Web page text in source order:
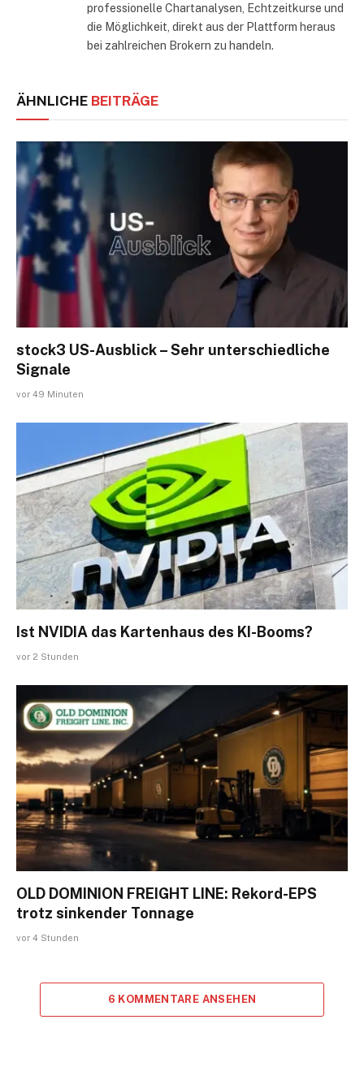
professionelle Chartanalysen, Echtzeitkurse und
die Möglichkeit, direkt aus der Plattform heraus
bei zahlreichen Brokern zu handeln.
ÄHNLICHE BEITRÄGE
stock3 US-Ausblick – Sehr unterschiedliche
Signale
vor 49 Minuten
Ist NVIDIA das Kartenhaus des KI-Booms?
vor 2 Stunden
OLD DOMINION FREIGHT LINE: Rekord-EPS
trotz sinkender Tonnage
vor 4 Stunden
6 KOMMENTARE ANSEHEN